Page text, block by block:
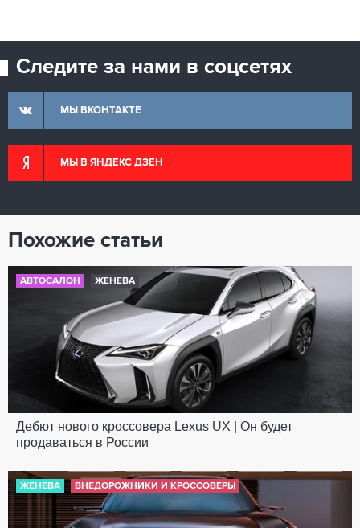
Следите за нами в соцсетях
МЫ ВКОНТАКТЕ
МЫ В ЯНДЕКС ДЗЕН
Похожие статьи
АВТОСАЛОН ЖЕНЕВА
Дебют нового кроссовера Lexus UX | Он будет
продаваться в России
ЖЕНЕВА ВНЕДОРОЖНИКИ И КРОССОВЕРЫ